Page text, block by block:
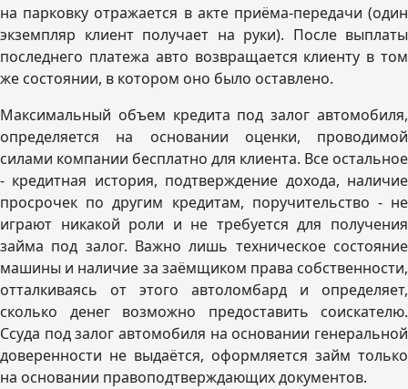
на парковку отражается в акте приёма-передачи (один
экземпляр клиент получает на руки). После выплаты
последнего платежа авто возвращается клиенту в том
же состоянии, в котором оно было оставлено.
Максимальный объем кредита под залог автомобиля,
определяется на основании оценки, проводимой
силами компании бесплатно для клиента. Все остальное
- кредитная история, подтверждение дохода, наличие
просрочек по другим кредитам, поручительство - не
играют никакой роли и не требуется для получения
займа под залог. Важно лишь техническое состояние
машины и наличие за заёмщиком права собственности,
отталкиваясь от этого автоломбард и определяет,
сколько денег возможно предоставить соискателю.
Ссуда под залог автомобиля на основании генеральной
доверенности не выдаётся, оформляется займ только
на основании правоподтверждающих документов.